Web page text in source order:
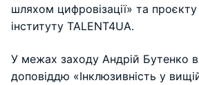
шляхом цифровізації» та
інституту TALENT4UA.
У межах заходу Андрій Бутенко
доповіддю «Інклюзивність у вищій